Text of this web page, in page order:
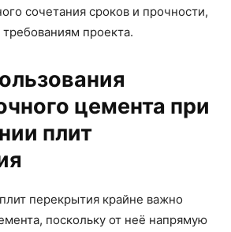
сочетания сроков и прочности,
проекта.
цемента при
плит
перекрытия крайне важно
поскольку от неё напрямую